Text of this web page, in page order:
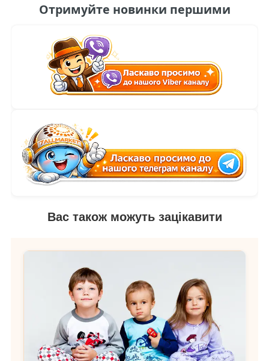
Отримуйте новинки першими
Вас також можуть зацікавити